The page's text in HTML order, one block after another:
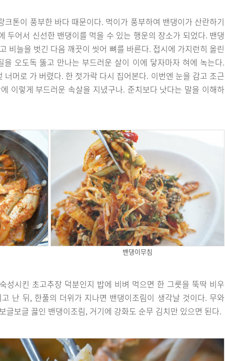
톤이 풍부한 바다 때문이다. 먹이가 풍부하여 밴댕이가 산란하기
두어서 신선한 밴댕이를 먹을 수 있는 행운의 장소가 되었다. 밴댕
비늘을 벗긴 다음 깨끗이 씻어 뼈를 바른다. 접시에 가지런히 올린
오도독 뚫고 만나는 부드러운 살이 이에 닿자마자 혀에 녹는다.
머로 가 버렸다. 한 젓가락 다시 집어본다. 이번엔 눈을 감고 조근
이렇게 부드러운 속살을 지녔구나. 준치보다 낫다는 말을 이해하
밴댕이무침
성시킨 초고추장 덕분인지 밥에 비벼 먹으면 한 그릇을 뚝딱 비우
난 뒤, 한풀의 더위가 지나면 밴댕이조림이 생각날 것이다. 무와
글보글 끓인 밴댕이조림, 거기에 강화도 순무 김치만 있으면 된다.